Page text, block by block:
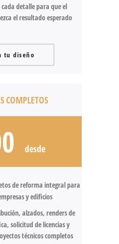
detalle para que el
el resultado esperado
tu diseño
COMPLETOS
desde
de reforma integral para
y edificios
alzados, renders de
solicitud de licencias y
técnicos completos